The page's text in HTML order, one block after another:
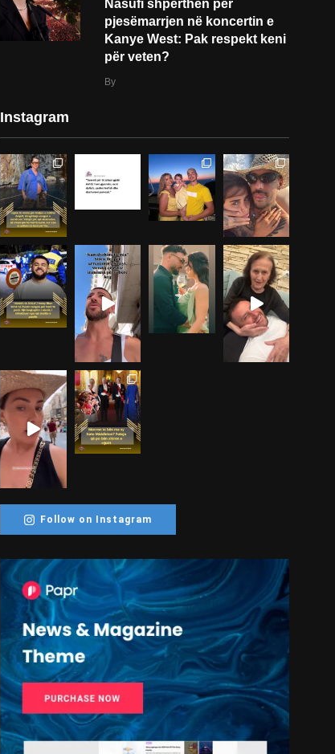
Nasufi shpërthen per
pjesëmarrjen në koncertin e
Kanye West: Pak respekt keni
për veten?
By
Instagram
Follow on Instagram